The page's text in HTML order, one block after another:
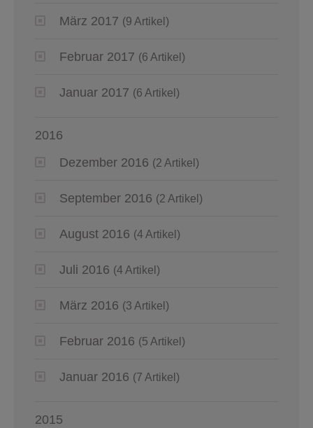
März 2017 (9 Artikel)
Februar 2017 (6 Artikel)
Januar 2017 (6 Artikel)
2016
Dezember 2016 (2 Artikel)
September 2016 (2 Artikel)
August 2016 (4 Artikel)
Juli 2016 (4 Artikel)
März 2016 (3 Artikel)
Februar 2016 (5 Artikel)
Januar 2016 (7 Artikel)
2015